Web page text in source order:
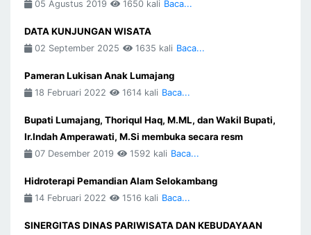
05 Agustus 2019 1650 kali Baca...
DATA KUNJUNGAN WISATA
02 September 2025 1635 kali Baca...
Pameran Lukisan Anak Lumajang
18 Februari 2022 1614 kali Baca...
Bupati Lumajang, Thoriqul Haq, M.ML, dan Wakil Bupati,
Ir.Indah Amperawati, M.Si membuka secara resm
07 Desember 2019 1592 kali Baca...
Hidroterapi Pemandian Alam Selokambang
14 Februari 2022 1516 kali Baca...
SINERGITAS DINAS PARIWISATA DAN KEBUDAYAAN